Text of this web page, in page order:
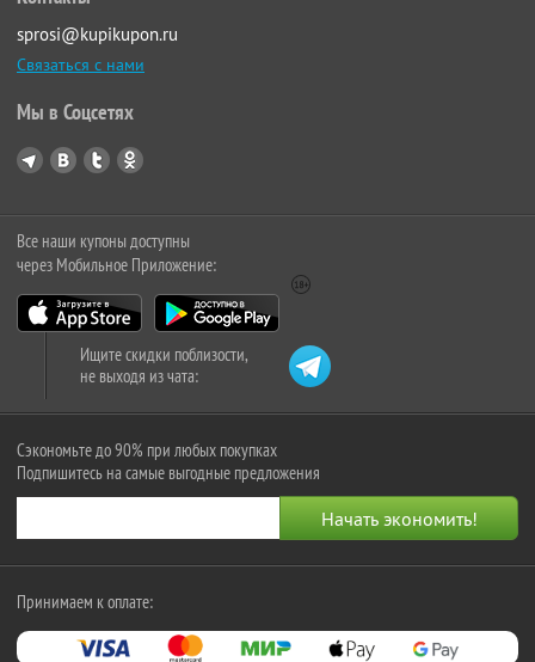
sprosi@kupikupon.ru
Связаться с нами
Мы в Соцсетях
Все наши купоны доступны
через Мобильное Приложение:
Ищите скидки поблизости,
не выходя из чата:
Сэкономьте до 90% при любых покупках
Подпишитесь на самые выгодные предложения
Принимаем к оплате: